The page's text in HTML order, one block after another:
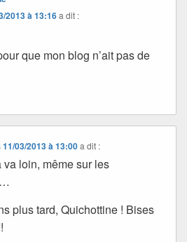
2013 à 13:16a dit :
que mon blog n’ait pas de
11/03/2013 à 13:00 a dit :
va loin, même sur les
plus tard, Quichottine ! Bises